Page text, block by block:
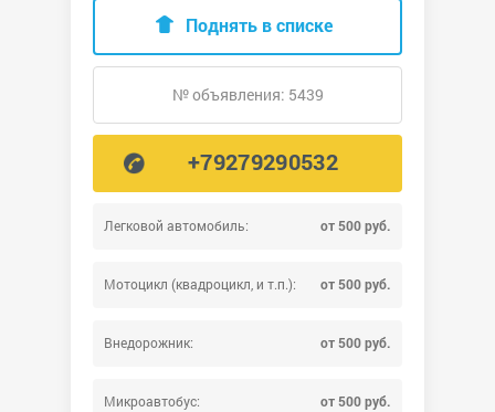
Легковой автомобиль: от 500 руб.
Мотоцикл (квадроцикл, и т.п.): от 500 руб.
Внедорожник: от 500 руб.
Микроавтобус: от 500 руб.
Поднять в списке
№ объявления: 5439
+79279290532